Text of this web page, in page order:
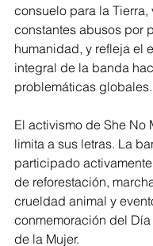
consuelo para la Tierra,
constantes abusos por
humanidad, y refleja el
integral de la banda
problemáticas globales.
El activismo de She No
limita a sus letras. La
participado
de reforestación,
crueldad animal y
conmemoración del
de la Mujer.